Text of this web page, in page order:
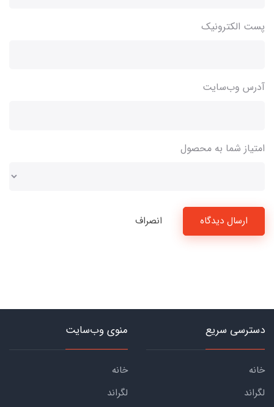
پست الکترونیک
آدرس وب‌سایت
امتیاز شما به محصول
ارسال دیدگاه انصراف
دسترسی سریع
خانه
لگراند
منوی وب‌سایت
خانه
لگراند